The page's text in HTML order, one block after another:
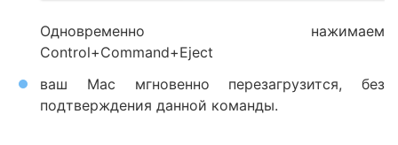
Одновременно нажимаем
Control+Command+Eject
ваш Mac мгновенно перезагрузится, без
подтверждения данной команды.